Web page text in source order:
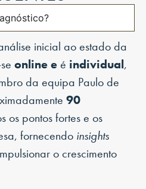
inicial ao estado da
onlineeé individual,
da equipa Paulo de
90
os pontos fortes e os
fornecendo insights
o crescimento